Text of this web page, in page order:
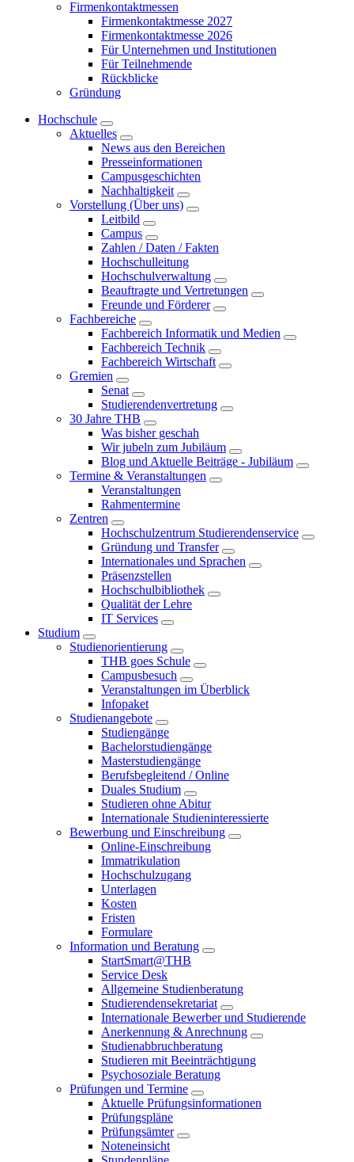
Firmenkontaktmessen
Firmenkontaktmesse 2027
Firmenkontaktmesse 2026
Für Unternehmen und Institutionen
Für Teilnehmende
Rückblicke
Gründung
Hochschule
Aktuelles
News aus den Bereichen
Presseinformationen
Campusgeschichten
Nachhaltigkeit
Vorstellung (Über uns)
Leitbild
Campus
Zahlen / Daten / Fakten
Hochschulleitung
Hochschulverwaltung
Beauftragte und Vertretungen
Freunde und Förderer
Fachbereiche
Fachbereich Informatik und Medien
Fachbereich Technik
Fachbereich Wirtschaft
Gremien
Senat
Studierendenvertretung
30 Jahre THB
Was bisher geschah
Wir jubeln zum Jubiläum
Blog und Aktuelle Beiträge - Jubiläum
Termine & Veranstaltungen
Veranstaltungen
Rahmentermine
Zentren
Hochschulzentrum Studierendenservice
Gründung und Transfer
Internationales und Sprachen
Präsenzstellen
Hochschulbibliothek
Qualität der Lehre
IT Services
Studium
Studienorientierung
THB goes Schule
Campusbesuch
Veranstaltungen im Überblick
Infopaket
Studienangebote
Studiengänge
Bachelorstudiengänge
Masterstudiengänge
Berufsbegleitend / Online
Duales Studium
Studieren ohne Abitur
Internationale Studieninteressierte
Bewerbung und Einschreibung
Online-Einschreibung
Immatrikulation
Hochschulzugang
Unterlagen
Kosten
Fristen
Formulare
Information und Beratung
StartSmart@THB
Service Desk
Allgemeine Studienberatung
Studierendensekretariat
Internationale Bewerber und Studierende
Anerkennung & Anrechnung
Studienabbruchberatung
Studieren mit Beeinträchtigung
Psychosoziale Beratung
Prüfungen und Termine
Aktuelle Prüfungsinformationen
Prüfungspläne
Prüfungsämter
Noteneinsicht